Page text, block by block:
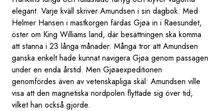
elegant. Varje kväll skriver Amundsen i sin dagbok. Med
Helmer Hansen i mastkorgen färdas Gjøa in i Raesundet,
öster om King Williams land, där besättningen ska komma
att stanna i 23 långa månader. Många tror att Amundsen
ganska enkelt hade kunnat navigera Gjøa genom passagen
under en enda årstid. Men Gjøaexpeditionen
genomfördes även av vetenskapliga skäl: Amundsen ville
visa att den magnetiska nordpolen flyttade sig över tid,
vilket han också gjorde.